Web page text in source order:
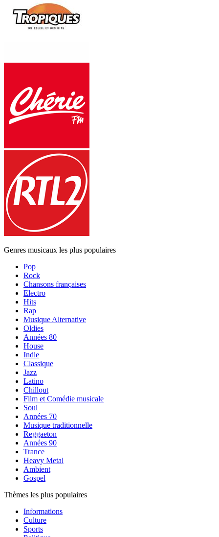
Genres musicaux les plus populaires
Pop
Rock
Chansons françaises
Electro
Hits
Rap
Musique Alternative
Oldies
Années 80
House
Indie
Classique
Jazz
Latino
Chillout
Film et Comédie musicale
Soul
Années 70
Musique traditionnelle
Reggaeton
Années 90
Trance
Heavy Metal
Ambient
Gospel
Thèmes les plus populaires
Informations
Culture
Sports